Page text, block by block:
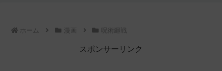
ホーム 漫画 呪術廻戦
スポンサーリンク